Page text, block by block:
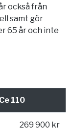
också från
samt gör
65 år och inte
110
269 900 kr